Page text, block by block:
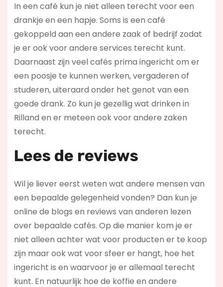
In een café kun je niet alleen terecht voor een
drankje en een hapje. Soms is een café
gekoppeld aan een andere zaak of bedrijf zodat
je er ook voor andere services terecht kunt.
Daarnaast zijn veel cafés prima ingericht om er
een poosje te kunnen werken, vergaderen of
studeren, uiteraard onder het genot van een
goede drank. Zo kun je gezellig wat drinken in
Rilland en er meteen ook voor andere zaken
terecht.
Lees de reviews
Wil je liever eerst weten wat andere mensen van
een bepaalde gelegenheid vonden? Dan kun je
online de blogs en reviews van anderen lezen
over bepaalde cafés. Op die manier kom je er
niet alleen achter wat voor producten er te koop
zijn maar ook wat voor sfeer er hangt, hoe het
ingericht is en waarvoor je er allemaal terecht
kunt. En natuurlijk hoe de koffie en andere